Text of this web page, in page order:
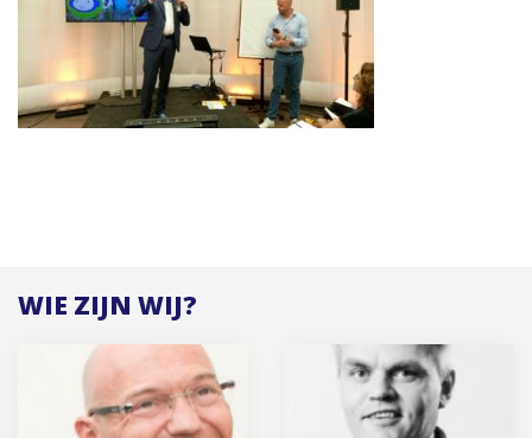
WIE ZIJN WIJ?